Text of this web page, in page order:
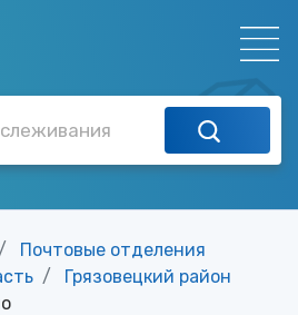
Почтовые отделения
Грязовецкий район